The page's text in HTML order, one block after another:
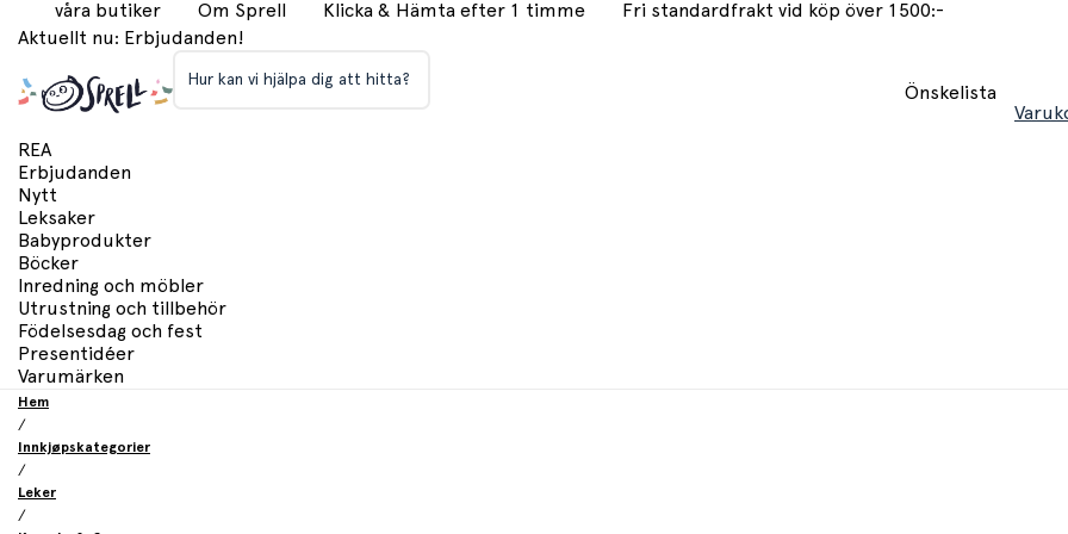
våra butiker Om Sprell Klicka & Hämta efter 1 timme
Fri standardfrakt vid köp över 1500:-
Aktuellt nu: Erbjudanden!
Hur kan vi hjälpa dig att hitta?
Önskelista
REA
Erbjudanden
Nytt
Leksaker
Babyprodukter
Böcker
Inredning och möbler
Utrustning och tillbehör
Födelsesdag och fest
Presentidéer
Varumärken
Hem
/
Innkjøpskategorier
/
Leker
/